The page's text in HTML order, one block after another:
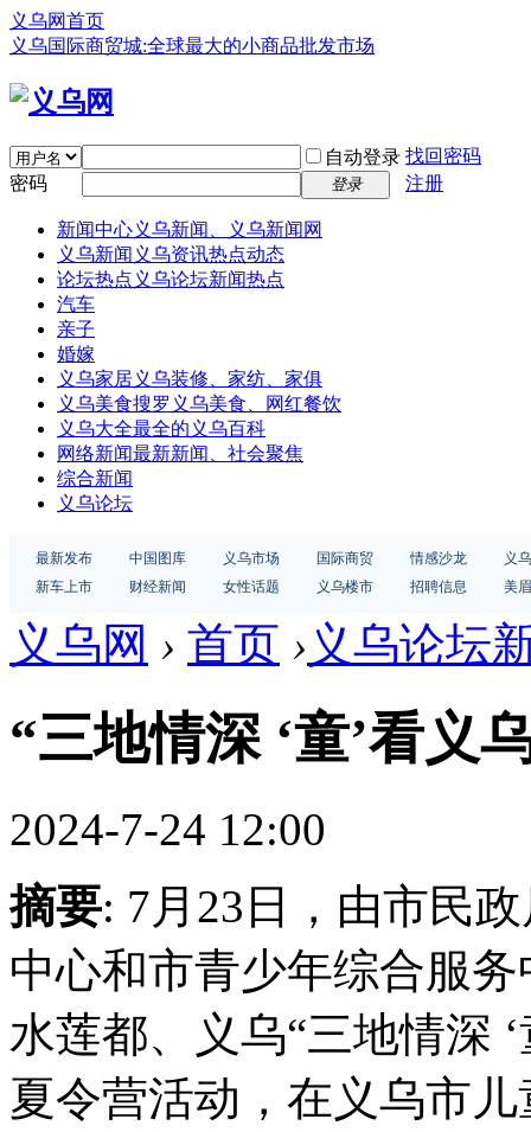
义乌网首页
义乌国际商贸城:全球最大的小商品批发市场
自动登录 找回密码
密码
登录 注册
新闻中心义乌新闻、义乌新闻网
义乌新闻 义乌资讯热点动态
论坛热点 义乌论坛新闻热点
汽车
亲子
婚嫁
义乌家居义乌装修、家纺、家俱
义乌美食搜罗义乌美食、网红餐饮
义乌大全最全的义乌百科
网络新闻最新新闻、社会聚焦
综合新闻
义乌论坛
最新发布 中国图库 义乌市场 国际商贸 情感沙龙
义
新车上市
财经新闻 女性话题 义乌楼市 招聘信息 美
义乌网 › 首页 › 义乌论坛
“三地情深 ‘童’看义
2024-7-24 12:00
摘要: 7月23日，由市民
中心和市青少年综合服
水莲都、义乌“三地情深
夏令营活动，在义乌市